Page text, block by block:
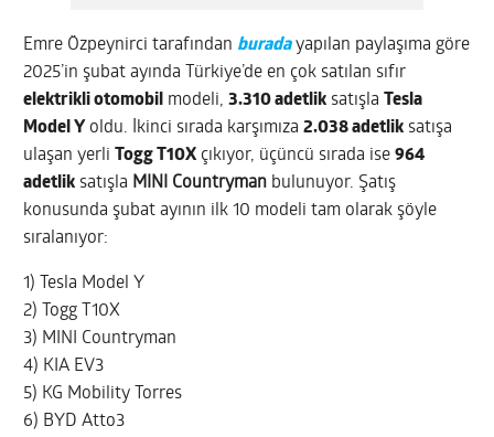
Emre Özpeynirci tarafından buradayapılan paylaşıma göre
2025’in şubat ayında Türkiye’de en çok satılan sıfır
elektrikli otomobil modeli,3.310 adetlik satışla
Tesla
Model Y oldu. İkinci sırada karşımıza2.038 adetlik satışa
ulaşan yerli
Togg T10X çıkıyor, üçüncü sırada ise964
adetlik satışla MINI Countryman bulunuyor. Şatış
konusunda şubat ayının ilk 10 modeli tam olarak şöyle
sıralanıyor:
1) Tesla Model Y
2) Togg T10X
3) MINI Countryman
4) KIA EV3
5) KG Mobility Torres
6) BYD Atto3